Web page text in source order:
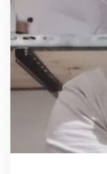
r
j
u
!